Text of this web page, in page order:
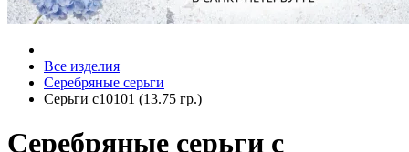
Все изделия
Серебряные серьги
Серьги с10101 (13.75 гр.)
Серебряные серьги с